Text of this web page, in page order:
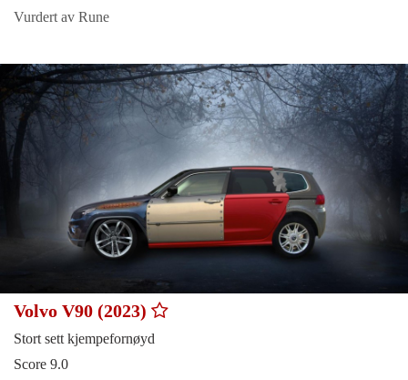
Vurdert av Rune
Volvo V90 (2023)
Stort sett kjempefornøyd
Score 9.0